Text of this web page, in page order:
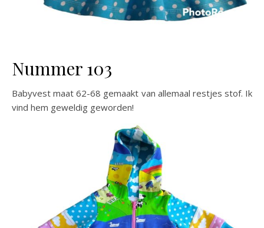
Nummer 103
Babyvest maat 62-68 gemaakt van allemaal restjes stof. Ik
vind hem geweldig geworden!